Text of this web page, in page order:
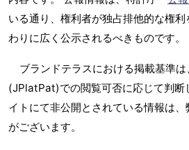
いる通り、権利者が独占排他的な権
わりに広く公示されるべきものです。
ブランドテラスにおける掲載基準は
(JPlatPat)での閲覧可否に応じて判断
イトにて非公開とされている情報は
がございます。